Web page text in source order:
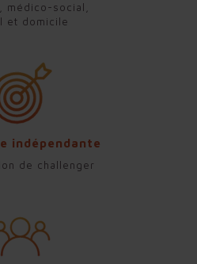
médico-social,
et domicile
indépendante
de challenger